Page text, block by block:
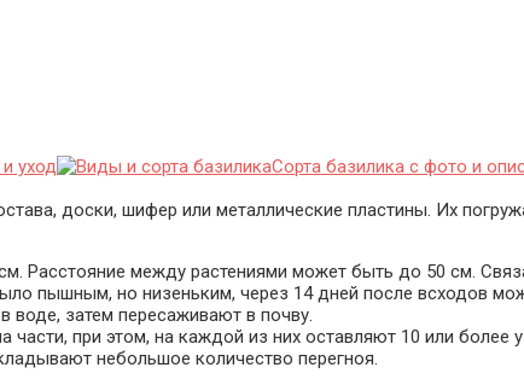
уход Сорта базилика с фото и
доски, шифер или металлические пластины. Их
Расстояние между растениями может быть до 50 см.
пышным, но низеньким, через 14 дней после всходов
воде, затем пересаживают в почву.
при этом, на каждой из них оставляют 10 или более
небольшое количество перегноя.